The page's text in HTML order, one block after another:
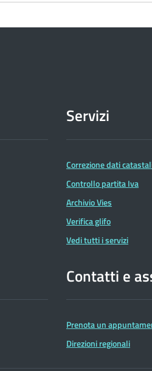
Servizi
Correzione dati
Controllo partita Iva
Archivio Vies
Verifica glifo
Vedi tutti i servizi
Contatti e
Prenota un
Direzioni regionali